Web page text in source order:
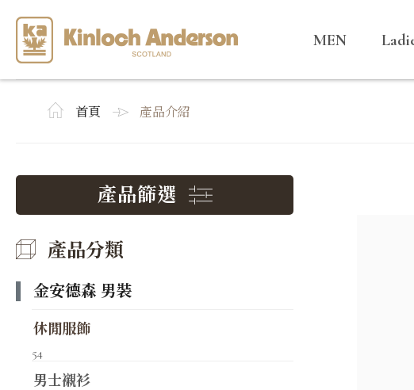
MEN
首頁 產品介紹
產品篩選
產品分類
金安德森 男裝
休閒服飾
54
男士襯衫